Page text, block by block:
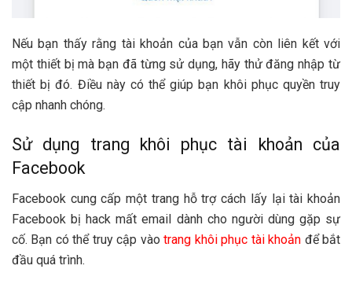
Nếu bạn thấy rằng tài khoản của bạn vẫn còn liên kết với
một thiết bị mà bạn đã từng sử dụng, hãy thử đăng nhập từ
thiết bị đó. Điều này có thể giúp bạn khôi phục quyền truy
cập nhanh chóng.
Sử dụng trang khôi phục tài khoản của
Facebook
Facebook cung cấp một trang hỗ trợ cách lấy lại tài khoản
Facebook bị hack mất email dành cho người dùng gặp sự
cố. Bạn có thể truy cập vàotrang khôi phục tài khoản để bắt
đầu quá trình.